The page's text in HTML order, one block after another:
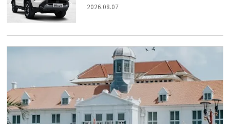
2026.08.07